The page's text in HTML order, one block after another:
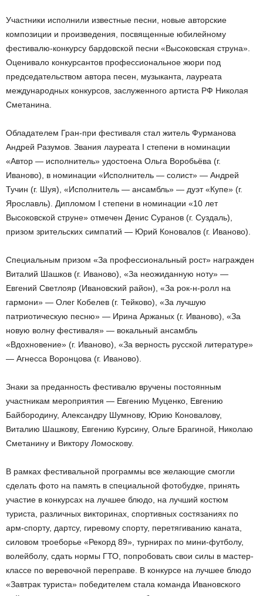
Участники исполнили известные песни, новые авторские
композиции и произведения, посвященные юбилейному
фестивалю-конкурсу бардовской песни «Высоковская струна».
Оценивало конкурсантов профессиональное жюри под
председательством автора песен, музыканта, лауреата
международных конкурсов, заслуженного артиста РФ Николая
Сметанина.
Обладателем Гран-при фестиваля стал житель Фурманова
Андрей Разумов. Звания лауреата I степени в номинации
«Автор — исполнитель» удостоена Ольга Воробьёва (г.
Иваново), в номинации «Исполнитель — солист» — Андрей
Тучин (г. Шуя), «Исполнитель — ансамбль» — дуэт «Купе» (г.
Ярославль). Дипломом I степени в номинации «10 лет
Высоковской струне» отмечен Денис Суранов (г. Суздаль),
призом зрительских симпатий — Юрий Коновалов (г. Иваново).
Специальным призом «За профессиональный рост» награжден
Виталий Шашков (г. Иваново), «За неожиданную ноту» —
Евгений Светлояр (Ивановский район), «За рок-н-ролл на
гармони» — Олег Кобелев (г. Тейково), «За лучшую
патриотическую песню» — Ирина Аржаных (г. Иваново), «За
новую волну фестиваля» — вокальный ансамбль
«Вдохновение» (г. Иваново), «За верность русской литературе»
— Агнесса Воронцова (г. Иваново).
Знаки за преданность фестивалю вручены постоянным
участникам мероприятия — Евгению Муценко, Евгению
Байбородину, Александру Шумнову, Юрию Коновалову,
Виталию Шашкову, Евгению Курсину, Ольге Брагиной, Николаю
Сметанину и Виктору Ломоскову.
В рамках фестивальной программы все желающие смогли
сделать фото на память в специальной фотобудке, принять
участие в конкурсах на лучшее блюдо, на лучший костюм
туриста, различных викторинах, спортивных состязаниях по
арм-спорту, дартсу, гиревому спорту, перетягиванию каната,
силовом троеборье «Рекорд 89», турнирах по мини-футболу,
волейболу, сдать нормы ГТО, попробовать свои силы в мастер-
классе по веревочной переправе. В конкурсе на лучшее блюдо
«Завтрак туриста» победителем стала команда Ивановского